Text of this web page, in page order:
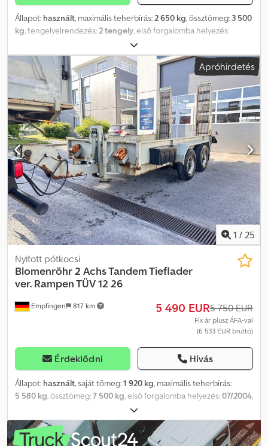
Állapot: használt, maximális teherbírás: 2 650 kg, össztömeg: 3 500
kg , tengelyelrendezés: 2 tengely , első forgalomba helyezés:
, következő vizsga (TÜV):03/2028
mm, rakodótér szélesség:1 700 mm, raktérmagasság:250 mm,
rakodótér térfogata:1 m³, * ZE-22 – A jármű azonosítója telefonos
megkeresésekhez * 3500 kg teherbírású, két tengelyes, alacsony
rakterű utánfutó, gyártó: Blomenröhr * Új TÜV-engedély 2026.
márciusban!! * Belső méretek (H x Sz x M): 355 x 170 x 25 cm *
Robusztus fa padló, a rámpák eltolhatóak és hátul felhajthatóak *
Személyautó-vonófej, nehézgépekhez való támasztókerék, teljes
mértékben horganyzott * Megengedett össztömeg: 3500 kg *
Saját tömeg: 850 kg Dwsdsy Armzopfx Aldja ----E-mail címünk:
Szolgáltatásaink: - Rövid távú vagy vámmatricás forgalmi
engedély beszerzése - Átszállítás/szállítás az EU egész
területén - Járművek vámkezelése harmadik országba
WhatsAppon angolul, németül, oroszul és más nyelveken is
elérhetőek vagyunk:
Apróhirdetés
1 / 25
Empfingen 817 km
Nyitott pótkocsi
Blomenröhr2 Achs Tandem Tieflader
ver. Rampen TÜV 12 26
5 490 EUR5 750 EUR
Fix ár plusz ÁFA-val
(6 533 EUR bruttó)
Érdeklődni Hívás
Állapot: használt, saját tömeg:1 920 kg, maximális teherbírás:
5 580 kg, össztömeg:7 500 kg, első forgalomba helyezés:07/2004,
, raktér hossza:
rakodótér szélesség:2 001 mm, rakodótér térfogata:5 m³,
felfüggesztés:egyéb, abroncs méret:215/75 R17.5 , szín:szürke,